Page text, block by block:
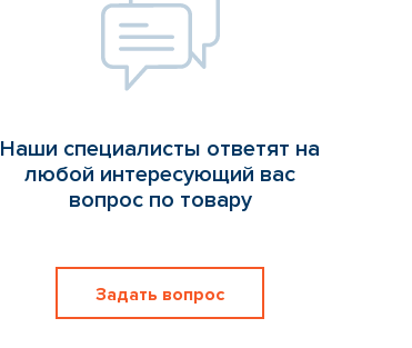
Наши специалисты ответят на
любой интересующий вас
вопрос по товару
Задать вопрос